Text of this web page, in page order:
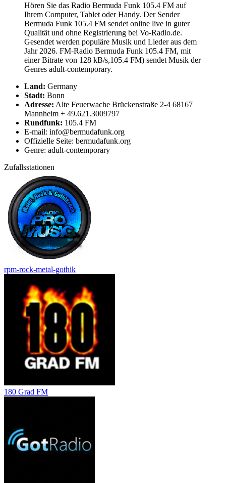
Hören Sie das Radio Bermuda Funk 105.4 FM auf
Ihrem Computer, Tablet oder Handy. Der Sender
Bermuda Funk 105.4 FM sendet online live in guter
Qualität und ohne Registrierung bei Vo-Radio.de.
Gesendet werden populäre Musik und Lieder aus dem
Jahr 2026. FM-Radio Bermuda Funk 105.4 FM, mit
einer Bitrate von 128 kB/s,105.4 FM) sendet Musik der
Genres adult-contemporary.
Land: Germany
Stadt: Bonn
Adresse: Alte Feuerwache Brückenstraße 2-4 68167
Mannheim + 49.621.3009797
Rundfunk: 105.4 FM
E-mail: info@bermudafunk.org
Offizielle Seite: bermudafunk.org
Genre: adult-contemporary
Zufallsstationen
rpm-rock-metal-gothik
180 Grad FM